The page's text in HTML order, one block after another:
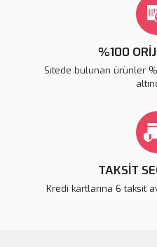
%100
Sitede bulunan ürünler
TAKSİT
Kredi kartlarına 6 taksit